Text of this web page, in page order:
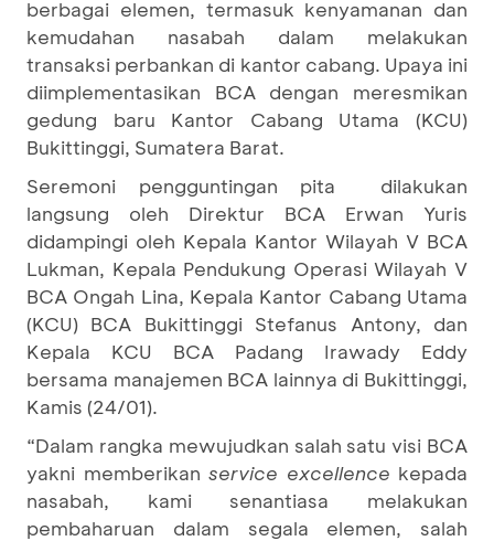
berbagai elemen, termasuk kenyamanan dan
kemudahan nasabah dalam melakukan
transaksi perbankan di kantor cabang. Upaya ini
diimplementasikan BCA dengan meresmikan
gedung baru Kantor Cabang Utama (KCU)
Bukittinggi, Sumatera Barat.
Seremoni pengguntingan pita dilakukan
langsung oleh Direktur BCA Erwan Yuris
didampingi oleh Kepala Kantor Wilayah V BCA
Lukman, Kepala Pendukung Operasi Wilayah V
BCA Ongah Lina, Kepala Kantor Cabang Utama
(KCU) BCA Bukittinggi Stefanus Antony, dan
Kepala KCU BCA Padang Irawady Eddy
bersama manajemen BCA lainnya di Bukittinggi,
Kamis (24/01).
“Dalam rangka mewujudkan salah satu visi BCA
yakni memberikan service excellence kepada
nasabah, kami senantiasa melakukan
pembaharuan dalam segala elemen, salah